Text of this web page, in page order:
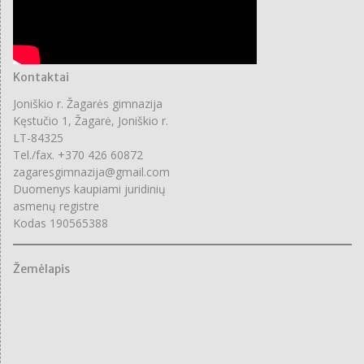
Kontaktai
Joniškio r. Žagarės gimnazija
Kęstučio 1, Žagarė, Joniškio r.
LT-84325
Tel./fax. +370 426 60872
zagaresgimnazija@gmail.com
Duomenys kaupiami juridinių
asmenų registre
Kodas 190565388
Žemėlapis